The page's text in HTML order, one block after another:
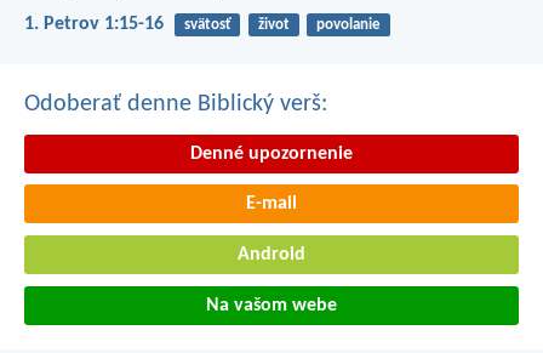
1. Petrov 1:15-16 svätosť život povolanie
Odoberať denne Biblický verš:
Denné upozornenie
E-mail
Android
Na vašom webe